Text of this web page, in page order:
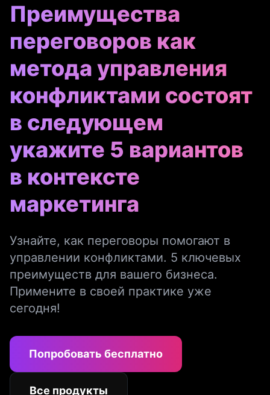
Преимущества
переговоров как
метода управления
конфликтами состоят
в следующем
укажите 5 вариантов
в контексте
маркетинга
Узнайте, как переговоры помогают в
управлении конфликтами. 5 ключевых
преимуществ для вашего бизнеса.
Примените в своей практике уже
сегодня!
Попробовать бесплатно
Все продукты